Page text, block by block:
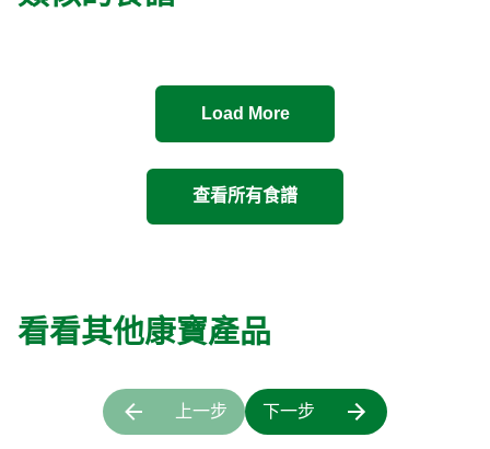
Load More
查看所有食譜
看看其他康寶產品
上一步 下一步